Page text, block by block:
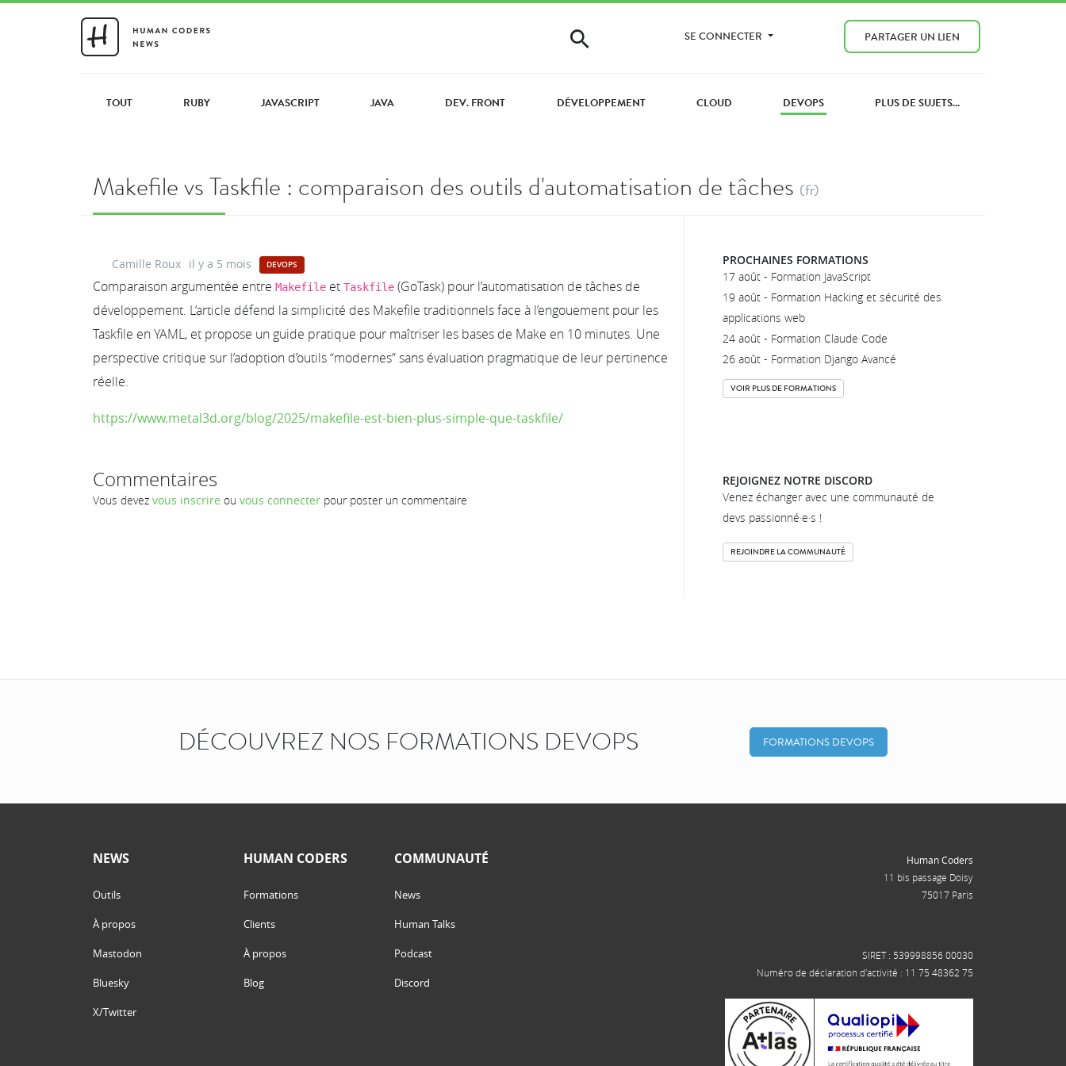
SE CONNECTER PARTAGER UN LIEN
TOUT RUBY JAVASCRIPT JAVA DEV. FRONT DÉVELOPPEMENT CLOUD DEVOPS PLUS DE SUJETS...
Makefile vs Taskfile : comparaison des outils d'automatisation de tâches (fr)
Camille Roux il y a 5 mois DEVOPS
Comparaison argumentée entre Makefile et Taskfile (GoTask) pour l’automatisation de tâches de
développement. L’article défend la simplicité des Makefile traditionnels face à l’engouement pour les
Taskfile en YAML, et propose un guide pratique pour maîtriser les bases de Make en 10 minutes. Une
perspective critique sur l’adoption d’outils “modernes” sans évaluation pragmatique de leur pertinence
réelle.
https://www.metal3d.org/blog/2025/makefile-est-bien-plus-simple-que-taskfile/
Commentaires
Vous devez vous inscrire ou vous connecter pour poster un commentaire
PROCHAINES FORMATIONS
17 août - Formation JavaScript
19 août - Formation Hacking et sécurité des
applications web
24 août - Formation Claude Code
26 août - Formation Django Avancé
VOIR PLUS DE FORMATIONS
REJOIGNEZ NOTRE DISCORD
Venez échanger avec une communauté de
devs passionné·e·s !
REJOINDRE LA COMMUNAUTÉ
DÉCOUVREZ NOS FORMATIONS DEVOPS FORMATIONS DEVOPS
NEWS
Outils
À propos
Mastodon
Bluesky
X/Twitter
HUMAN CODERS
Formations
Clients
À propos
Blog
COMMUNAUTÉ
News
Human Talks
Podcast
Discord
Human Coders
11 bis passage Doisy
75017 Paris
SIRET : 539998856 00030
Numéro de déclaration d'activité : 11 75 48362 75